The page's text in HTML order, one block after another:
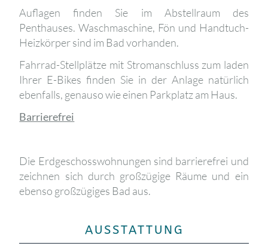
AUSSTATTUNG
Auflagen finden Sie im Abstellraum des
Penthauses. Waschmaschine, Fön und Handtuch-
Heizkörper sind im Bad vorhanden.
Fahrrad-Stellplätze mit Stromanschluss zum laden
Ihrer E-Bikes finden Sie in der Anlage natürlich
ebenfalls, genauso wie einen Parkplatz am Haus.
Barrierefrei
Die Erdgeschosswohnungen sind barrierefrei und
zeichnen sich durch großzügige Räume und ein
ebenso großzügiges Bad aus.